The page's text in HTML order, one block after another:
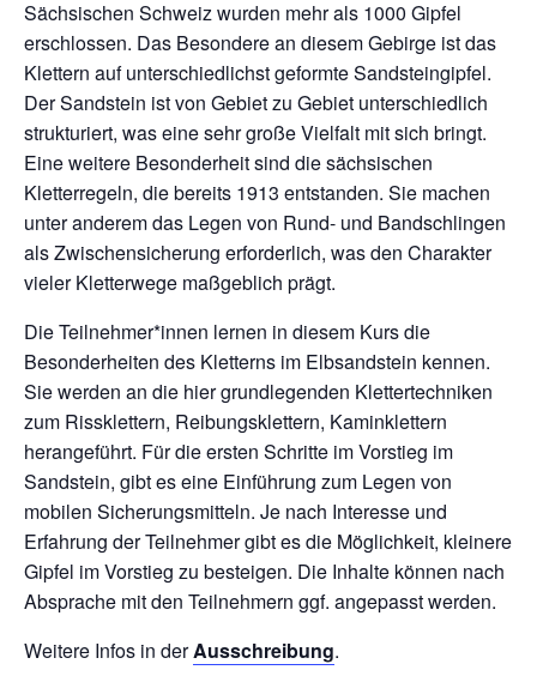
Sächsischen Schweiz wurden mehr als 1000 Gipfel
erschlossen. Das Besondere an diesem Gebirge ist das
Klettern auf unterschiedlichst geformte Sandsteingipfel.
Der Sandstein ist von Gebiet zu Gebiet unterschiedlich
strukturiert, was eine sehr große Vielfalt mit sich bringt.
Eine weitere Besonderheit sind die sächsischen
Kletterregeln, die bereits 1913 entstanden. Sie machen
unter anderem das Legen von Rund- und Bandschlingen
als Zwischensicherung erforderlich, was den Charakter
vieler Kletterwege maßgeblich prägt.
Die Teilnehmer*innen lernen in diesem Kurs die
Besonderheiten des Kletterns im Elbsandstein kennen.
Sie werden an die hier grundlegenden Klettertechniken
zum Rissklettern, Reibungsklettern, Kaminklettern
herangeführt. Für die ersten Schritte im Vorstieg im
Sandstein, gibt es eine Einführung zum Legen von
mobilen Sicherungsmitteln. Je nach Interesse und
Erfahrung der Teilnehmer gibt es die Möglichkeit, kleinere
Gipfel im Vorstieg zu besteigen. Die Inhalte können nach
Absprache mit den Teilnehmern ggf. angepasst werden.
Weitere Infos in derAusschreibung.